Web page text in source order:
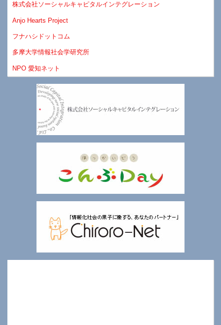
株式会社ソーシャルキャピタルインテグレーション
Anjo Hearts Project
フナハシドットコム
多摩大学情報社会学研究所
NPO 愛知ネット